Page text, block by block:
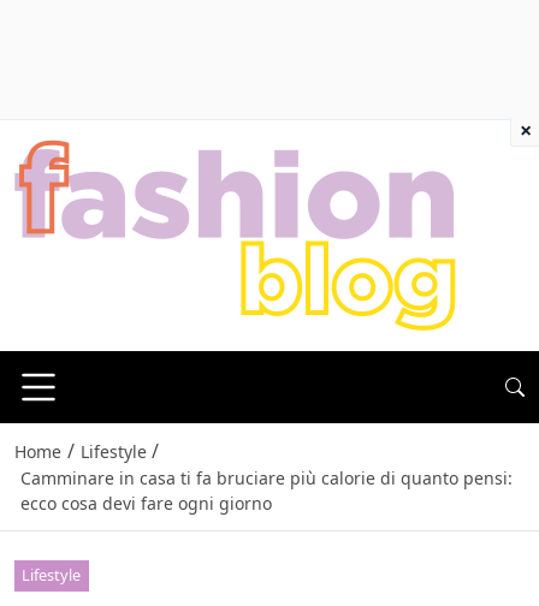
Home / Lifestyle /
Camminare in casa ti fa bruciare più calorie di quanto pensi:
ecco cosa devi fare ogni giorno
Lifestyle
×